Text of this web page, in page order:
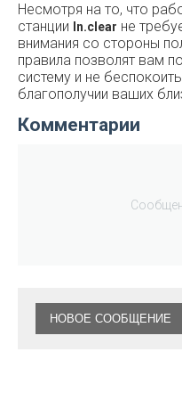
Несмотря на то, что
станции
In.clear не
внимания со стороны
правила позволят вам
систему и не
благополучии ваших
Комментарии
НОВОЕ СООБЩЕНИЕ